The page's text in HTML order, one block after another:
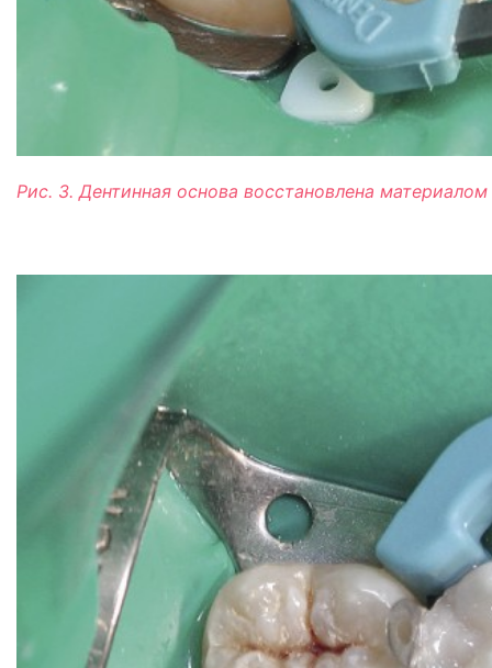
Рис. 3. Дентинная основа восстановлена материалом